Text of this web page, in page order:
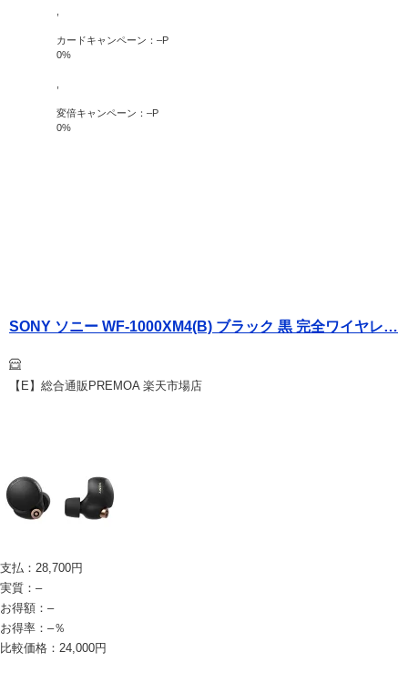
カードキャンペーン： –P
0%
変倍キャンペーン： –P
0%
SONY ソニー WF-1000XM4(B) ブラック 黒 完全ワイヤレ…
【E】総合通販PREMOA 楽天市場店
支払： 28,700円
実質： –
お得額： –
お得率： –％
比較価格： 24,000円